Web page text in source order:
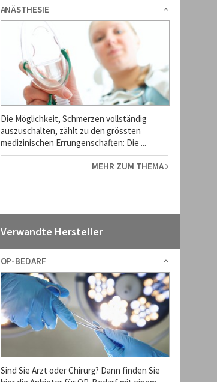
ANÄSTHESIE
Die Möglichkeit, Schmerzen vollständig
auszuschalten, zählt zu den grössten
medizinischen Errungenschaften: Die ...
MEHR ZUM THEMA
Verwandte Hersteller
OP-BEDARF
Sind Sie Arzt oder Chirurg? Dann finden Sie